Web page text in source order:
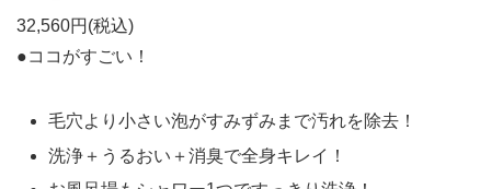
32,560円(税込)
●ココがすごい！
毛穴より小さい泡がすみずみまで汚れを除去！
洗浄＋うるおい＋消臭で全身キレイ！